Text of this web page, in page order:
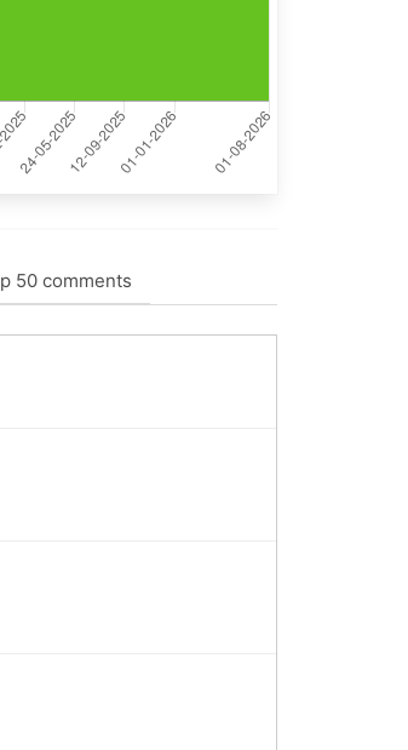
50 comments